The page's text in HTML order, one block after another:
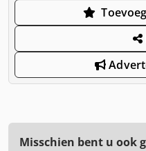
Misschien bent u ook